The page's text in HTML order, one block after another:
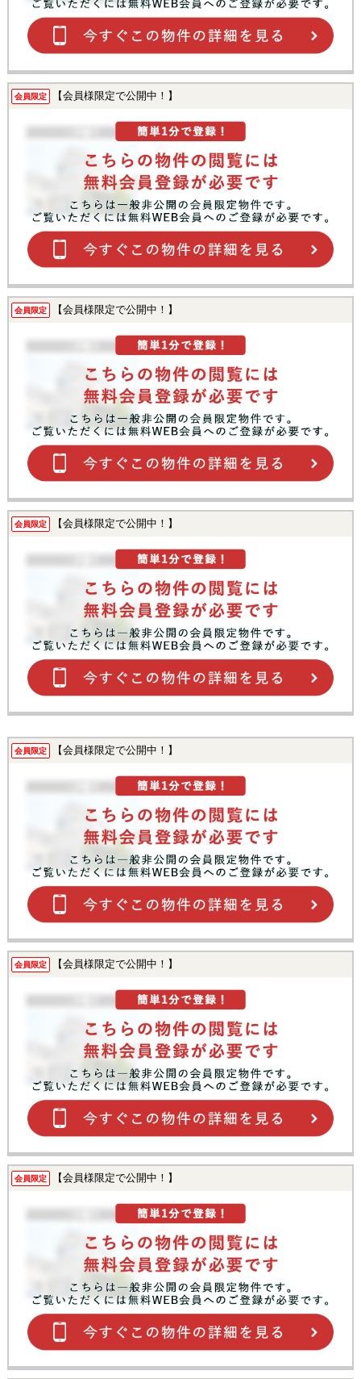
会員限定 【会員様限定で公開中！】
会員限定 【会員様限定で公開中！】
会員限定 【会員様限定で公開中！】
会員限定 【会員様限定で公開中！】
会員限定 【会員様限定で公開中！】
会員限定 【会員様限定で公開中！】